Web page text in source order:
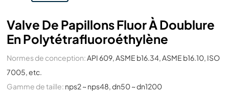
Valve De Papillons Fluor À Doublure
En Polytétrafluoroéthylène
Normes de conception: API 609, ASME b16.34, ASME b16.10, ISO
7005, etc.
Gamme de taille: nps2 ~ nps48, dn50 ~ dn1200